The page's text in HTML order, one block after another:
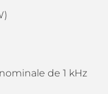
de 1 kHz